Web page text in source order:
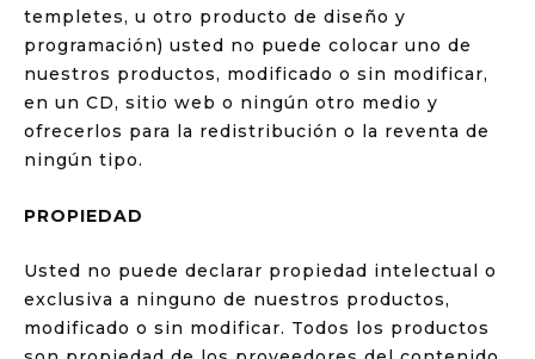
templetes, u otro producto de diseño y
programación) usted no puede colocar uno de
nuestros productos, modificado o sin modificar,
en un CD, sitio web o ningún otro medio y
ofrecerlos para la redistribución o la reventa de
ningún tipo.
PROPIEDAD
Usted no puede declarar propiedad intelectual o
exclusiva a ninguno de nuestros productos,
modificado o sin modificar. Todos los productos